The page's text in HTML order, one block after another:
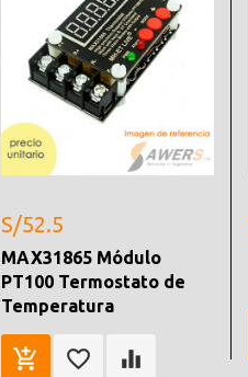
S/52.5
MAX31865 Módulo
PT100 Termostato de
Temperatura